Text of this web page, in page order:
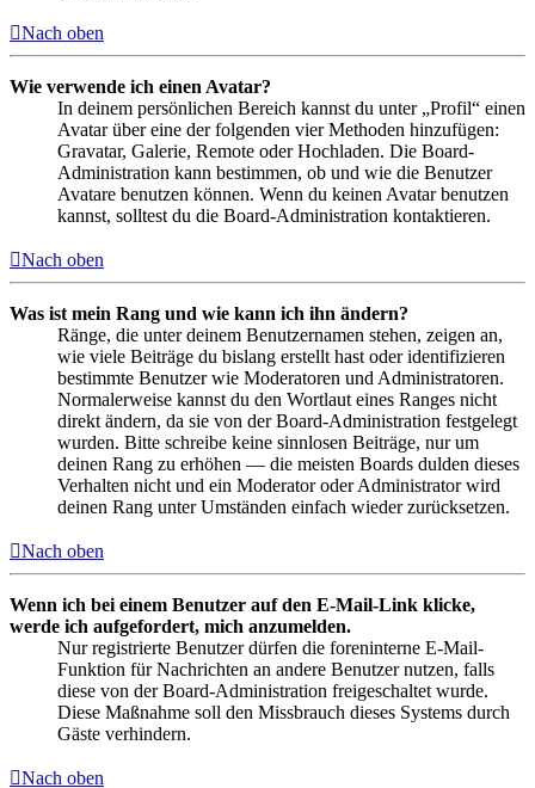
Nach oben
Wie verwende ich einen Avatar?
In deinem persönlichen Bereich kannst du unter „Profil“ einen
Avatar über eine der folgenden vier Methoden hinzufügen:
Gravatar, Galerie, Remote oder Hochladen. Die Board-
Administration kann bestimmen, ob und wie die Benutzer
Avatare benutzen können. Wenn du keinen Avatar benutzen
kannst, solltest du die Board-Administration kontaktieren.
Nach oben
Was ist mein Rang und wie kann ich ihn ändern?
Ränge, die unter deinem Benutzernamen stehen, zeigen an,
wie viele Beiträge du bislang erstellt hast oder identifizieren
bestimmte Benutzer wie Moderatoren und Administratoren.
Normalerweise kannst du den Wortlaut eines Ranges nicht
direkt ändern, da sie von der Board-Administration festgelegt
wurden. Bitte schreibe keine sinnlosen Beiträge, nur um
deinen Rang zu erhöhen — die meisten Boards dulden dieses
Verhalten nicht und ein Moderator oder Administrator wird
deinen Rang unter Umständen einfach wieder zurücksetzen.
Nach oben
Wenn ich bei einem Benutzer auf den E-Mail-Link klicke,
werde ich aufgefordert, mich anzumelden.
Nur registrierte Benutzer dürfen die foreninterne E-Mail-
Funktion für Nachrichten an andere Benutzer nutzen, falls
diese von der Board-Administration freigeschaltet wurde.
Diese Maßnahme soll den Missbrauch dieses Systems durch
Gäste verhindern.
Nach oben